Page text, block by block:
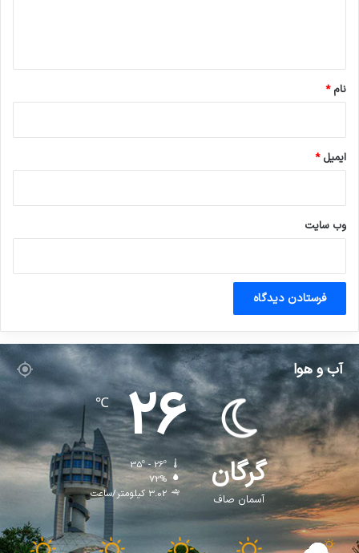
نام*
ایمیل*
وب‌ سایت
آب و هوا
گرگان
آسمان صاف
26
℃
35º - 26º
72%
3.02 کیلومتر/ساعت